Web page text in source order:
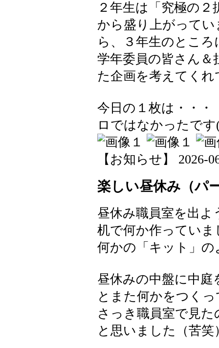
２年生は「究極の
から盛り上がって
ら、３年生のとこ
学年委員の皆さん＆
た企画を考えてく
今日の１枚は・・・
ロではなかったです
【お知らせ】 2026-
楽しい昼休み（パ
昼休み職員室を出
机で何か作っていま
何かの「キット」の
昼休みの中盤に中庭
とまた何かをつく
さっき職員室で見
と思いました（苦笑